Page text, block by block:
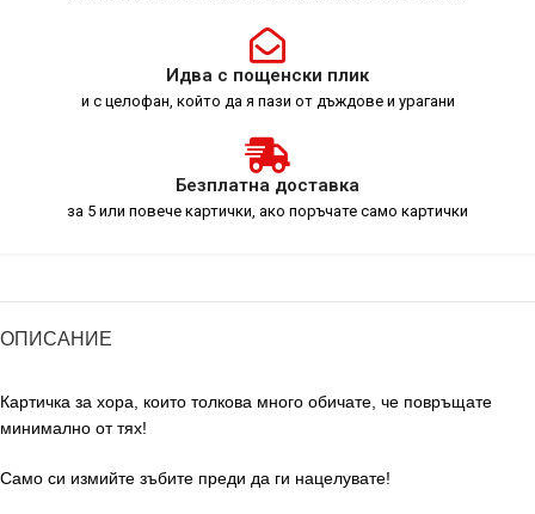
Идва с пощенски плик
и с целофан, който да я пази от дъждове и урагани
Безплатна доставка
за 5 или повече картички, ако поръчате само картички
ОПИСАНИЕ
Картичка за хора, които толкова много обичате, че повръщате
минимално от тях!
Само си измийте зъбите преди да ги нацелувате!